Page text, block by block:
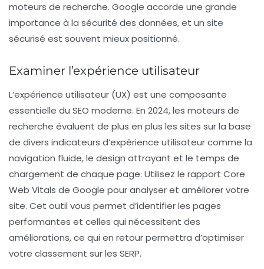
moteurs de recherche. Google accorde une grande
importance à la sécurité des données, et un site
sécurisé est souvent mieux positionné.
Examiner l’expérience utilisateur
L’expérience utilisateur (UX) est une composante
essentielle du SEO moderne. En 2024, les moteurs de
recherche évaluent de plus en plus les sites sur la base
de divers indicateurs d’expérience utilisateur comme la
navigation fluide, le design attrayant et le temps de
chargement de chaque page. Utilisez le rapport Core
Web Vitals de Google pour analyser et améliorer votre
site. Cet outil vous permet d’identifier les pages
performantes et celles qui nécessitent des
améliorations, ce qui en retour permettra d’optimiser
votre classement sur les SERP.